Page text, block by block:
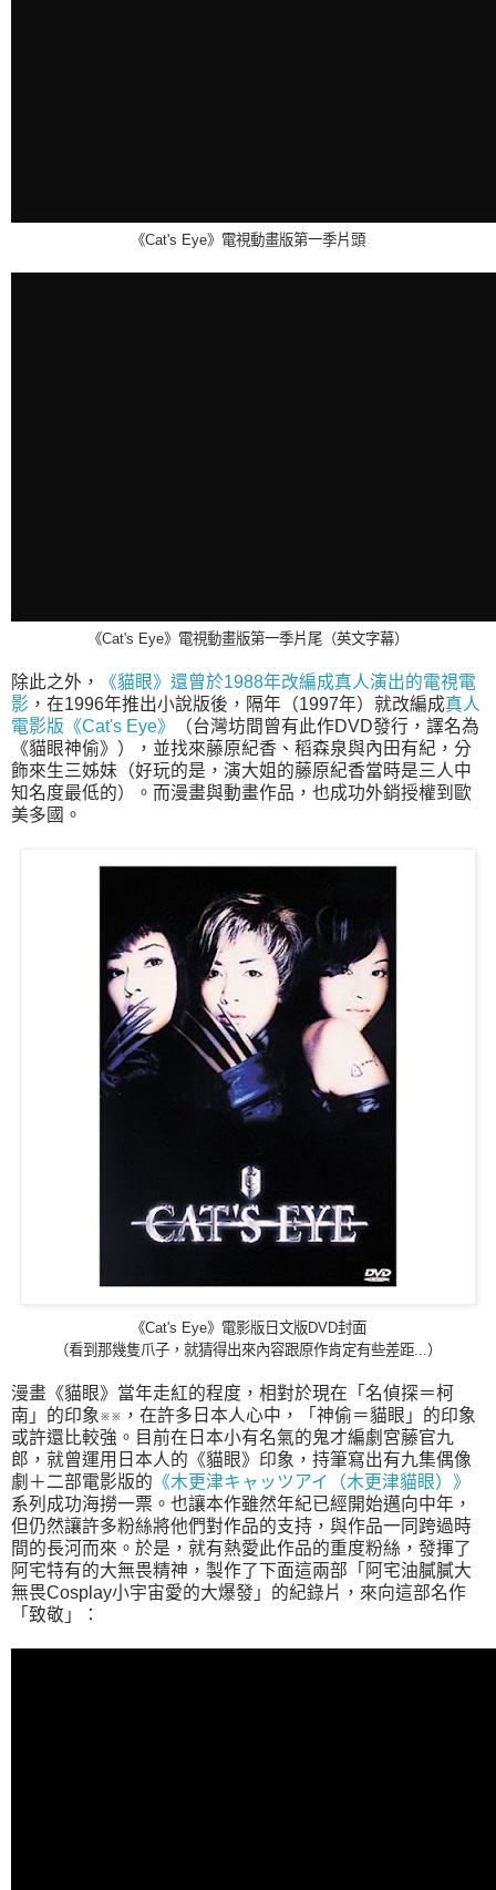
《Cat's Eye》電視動畫版第一季片頭
《Cat's Eye》電視動畫版第一季片尾（英文字幕）
除此之外，
《貓眼》還曾於1988年改編成真人演出的電視電
影 ，在1996年推出小說版後，隔年（1997年）就改編成真人
電影版《Cat's Eye》
（台灣坊間曾有此作DVD發行，譯名為
《貓眼神偷》），並找來藤原紀香、稻森泉與內田有紀，分
飾來生三姊妹（好玩的是，演大姐的藤原紀香當時是三人中
知名度最低的）。而漫畫與動畫作品，也成功外銷授權到歐
美多國。
《Cat's Eye》電影版日文版DVD封面
（看到那幾隻爪子，就猜得出來內容跟原作肯定有些差距...）
漫畫《貓眼》當年走紅的程度，相對於現在「名偵探＝柯
南」的印象※※，在許多日本人心中，「神偷＝貓眼」的印象
或許還比較強。目前在日本小有名氣的鬼才編劇宮藤官九
郎，就曾運用日本人的《貓眼》印象，持筆寫出有九集偶像
劇＋二部電影版的 《木更津キャッツアイ（木更津貓眼）》
系列成功海撈一票。也讓本作雖然年紀已經開始邁向中年，
但仍然讓許多粉絲將他們對作品的支持，與作品一同跨過時
間的長河而來。於是，就有熱愛此作品的重度粉絲，發揮了
阿宅特有的大無畏精神，製作了下面這兩部「阿宅油膩膩大
無畏Cosplay小宇宙愛的大爆發」的紀錄片，來向這部名作
「致敬」：